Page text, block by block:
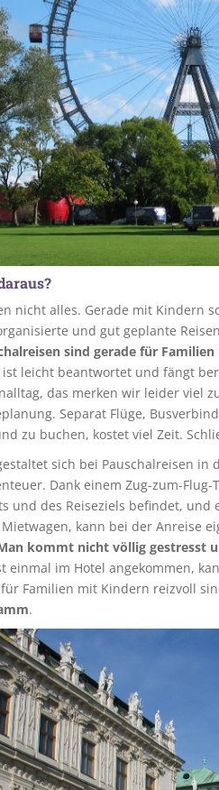
nicht alles. Gerade mit Kindern
und gut geplante
sind gerade für
ist leicht beantwortet und fängt
das merken wir leider viel
Separat Flüge,
zu buchen, kostet viel Zeit.
sich bei Pauschalreisen in
Dank einem Zug-zum-
und des Reiseziels befindet, und
kann bei der Anreise
kommt nicht völlig gestresst
einmal im Hotel angekommen,
Familien mit Kindern reizvoll
.